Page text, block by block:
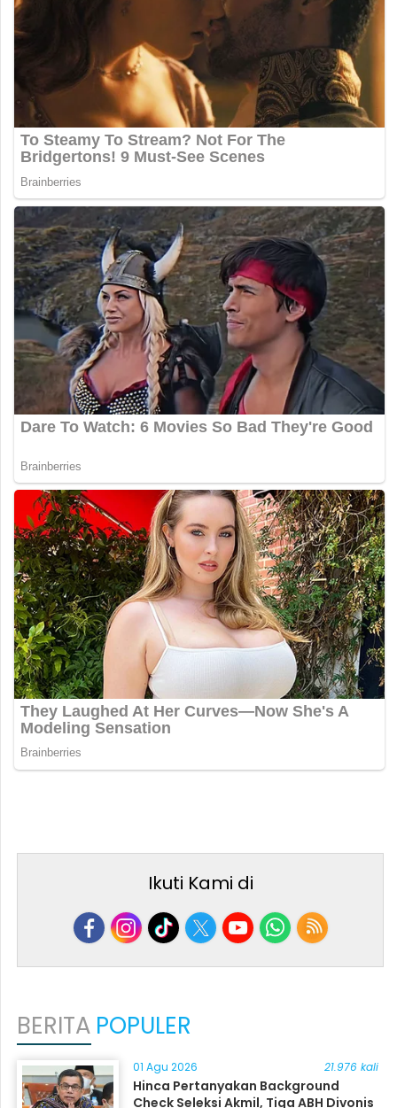
Ikuti Kami di
BERITA POPULER
01 Agu 2026 21.976 kali
Hinca Pertanyakan Background
Check Seleksi Akmil, Tiga ABH Divonis